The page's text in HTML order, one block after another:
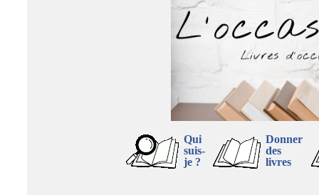
Qui
suis-
je ?
Donner
des
livres